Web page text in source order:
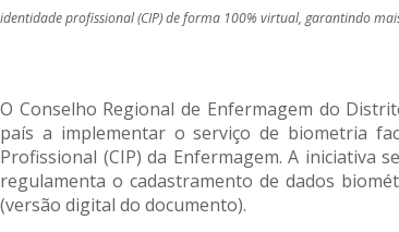
profissional (CIP) de forma 100% virtual, garantindo
O Conselho Regional de Enfermagem do
país a implementar o serviço de biometria
Profissional (CIP) da Enfermagem. A iniciativa
regulamenta o cadastramento de dados
(versão digital do documento).